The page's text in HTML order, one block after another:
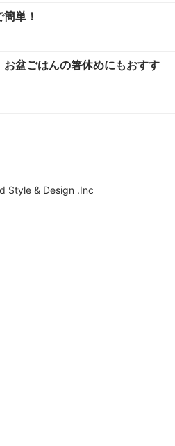
単！
盆ごはんの箸休めにもおすす
Style & Design .Inc